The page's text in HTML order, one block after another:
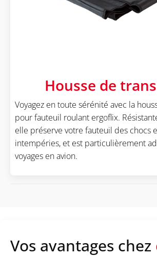
Housse de
Voyagez en toute sérénité avec la
pour fauteuil roulant ergoflix.
elle préserve votre fauteuil des chocs
intempéries, et est particulièrement
voyages en avion.
Vos avantages chez